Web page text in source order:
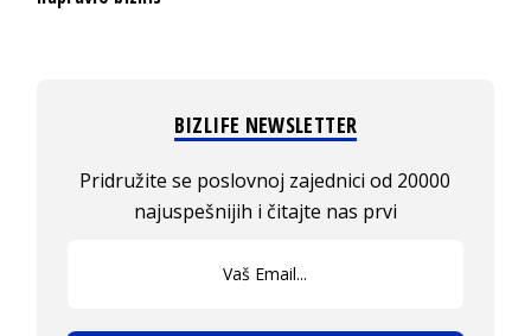
BIZLIFE NEWSLETTER
Pridružite se poslovnoj zajednici od 20000
najuspešnijih i čitajte nas prvi